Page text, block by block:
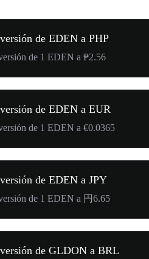
de EDEN a PHP
de 1 EDEN a ₱2.56
de EDEN a EUR
de 1 EDEN a €0.0365
de EDEN a JPY
de 1 EDEN a 円6.65
de GLDON a BRL